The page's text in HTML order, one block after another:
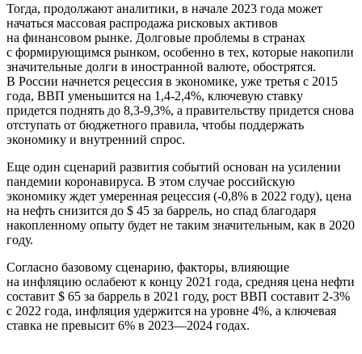
Тогда, продолжают аналитики, в начале 2023 года может
начаться массовая распродажа рисковых активов
на финансовом рынке. Долговые проблемы в странах
с формирующимся рынком, особенно в тех, которые накопили
значительные долги в иностранной валюте, обострятся.
В России начнется рецессия в экономике, уже третья с 2015
года, ВВП уменьшится на 1,4-2,4%, ключевую ставку
придется поднять до 8,3-9,3%, а правительству придется снова
отступать от бюджетного правила, чтобы поддержать
экономику и внутренний спрос.
Еще один сценарий развития событий основан на усилении
пандемии коронавируса. В этом случае российскую
экономику ждет умеренная рецессия (-0,8% в 2022 году), цена
на нефть снизится до $ 45 за баррель, но спад благодаря
накопленному опыту будет не таким значительным, как в 2020
году.
Согласно базовому сценарию, факторы, влияющие
на инфляцию ослабеют к концу 2021 года, средняя цена нефти
составит $ 65 за баррель в 2021 году, рост ВВП составит 2-3%
с 2022 года, инфляция удержится на уровне 4%, а ключевая
ставка не превысит 6% в 2023—2024 годах.